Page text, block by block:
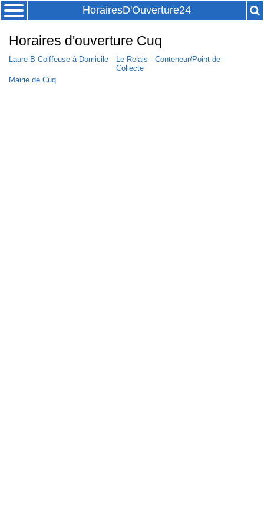
HorairesD'Ouverture24
Horaires d'ouverture Cuq
Laure B Coiffeuse à Domicile
Le Relais - Conteneur/Point de
Collecte
Mairie de Cuq